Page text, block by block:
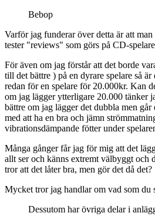
Bebop
Varför jag funderar över detta är att
tester "reviews" som görs på CD-
För även om jag förstår att det borde
till det bättre ) på en dyrare spelare så
redan för en spelare för 20.000kr. Kan
om jag lägger ytterligare 20.000 tänker
bättre om jag lägger det dubbla men
med att ha en bra och jämn
vibrationsdämpande fötter under
Många gånger får jag för mig att det
allt ser och känns extremt välbyggt och
tror att det låter bra, men gör det då det?
Mycket tror jag handlar om vad som du
Dessutom har övriga delar i